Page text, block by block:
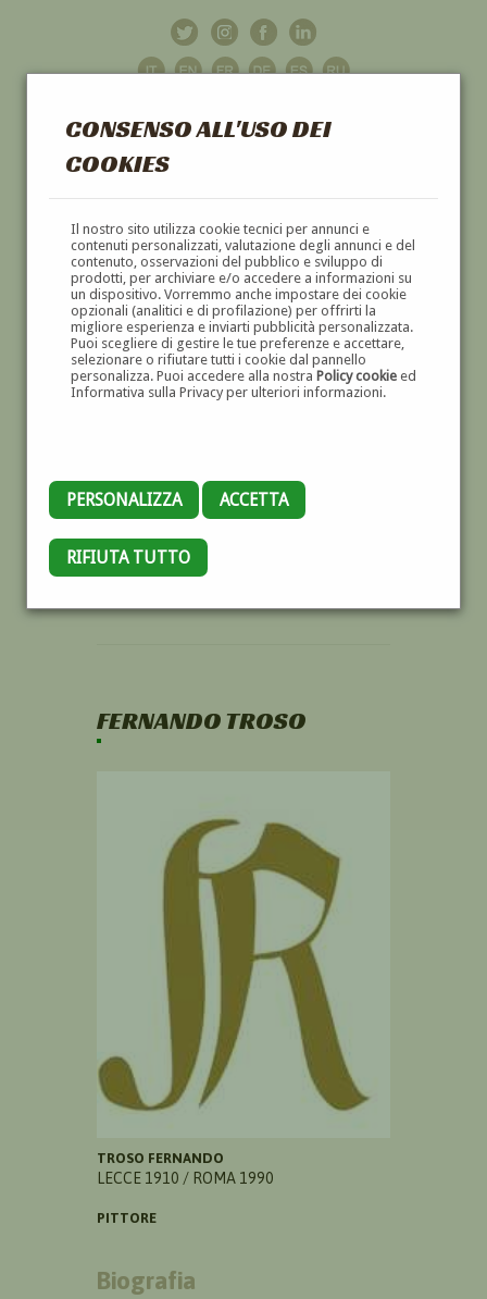
CONSENSO ALL'USO DEI
COOKIES
Il nostro sito utilizza cookie tecnici per annunci e
contenuti personalizzati, valutazione degli annunci e del
contenuto, osservazioni del pubblico e sviluppo di
prodotti, per archiviare e/o accedere a informazioni su
un dispositivo. Vorremmo anche impostare dei cookie
opzionali (analitici e di profilazione) per offrirti la
migliore esperienza e inviarti pubblicità personalizzata.
Puoi scegliere di gestire le tue preferenze e accettare,
selezionare o rifiutare tutti i cookie dal pannello
personalizza. Puoi accedere alla nostra Policy cookieed
Informativa sulla Privacy per ulteriori informazioni.
PERSONALIZZA ACCETTA
RIFIUTA TUTTO
GALLERIAD'ARTE
DIPINTI E SCULTURE '800 E '900
FERNANDO TROSO
TROSO FERNANDO
LECCE 1910 / ROMA 1990
PITTORE
Biografia